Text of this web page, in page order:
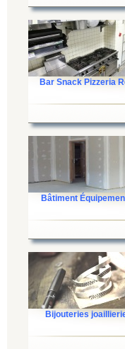
Bar Snack Pizzeria
Bâtiment
Bijouteries